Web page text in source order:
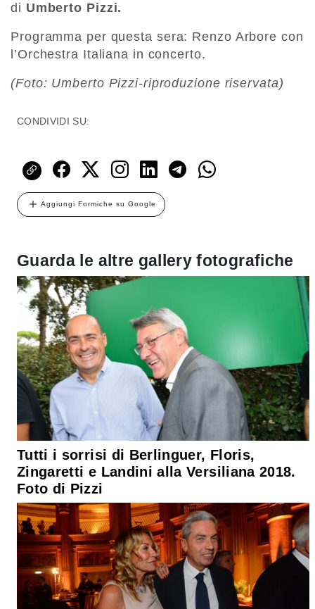
di Umberto Pizzi.
Programma per questa sera: Renzo Arbore con
l’Orchestra Italiana in concerto.
(Foto: Umberto Pizzi-riproduzione riservata)
CONDIVIDI SU:
Aggiungi Formiche su Google
Guarda le altre gallery fotografiche
Tutti i sorrisi di Berlinguer, Floris,
Zingaretti e Landini alla Versiliana 2018.
Foto di Pizzi